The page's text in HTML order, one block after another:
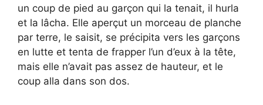
un coup de pied au garçon qui la tenait, il hurla
et la lâcha. Elle aperçut un morceau de planche
par terre, le saisit, se précipita vers les garçons
en lutte et tenta de frapper l’un d’eux à la tête,
mais elle n’avait pas assez de hauteur, et le
coup alla dans son dos.